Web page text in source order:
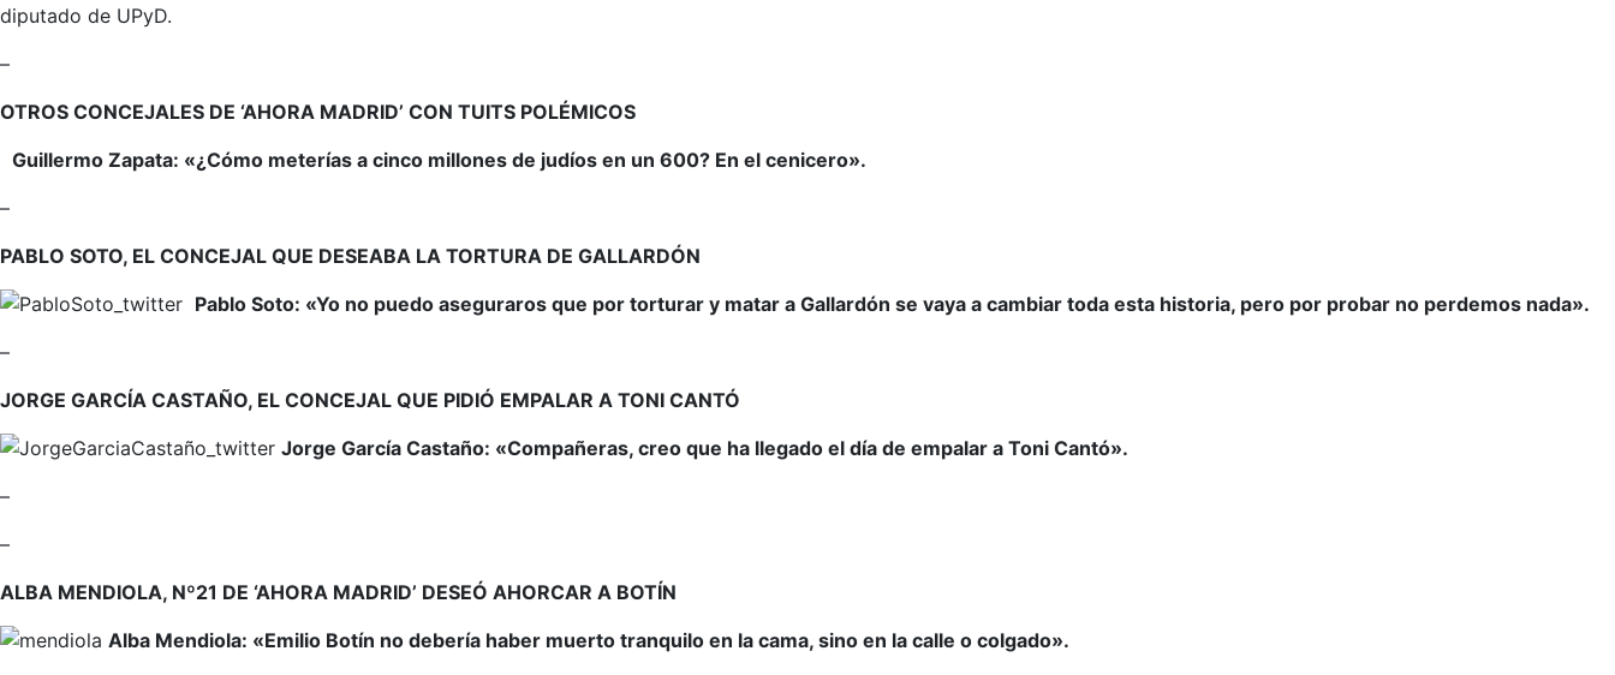
diputado de UPyD.
–
OTROS CONCEJALES DE ‘AHORA MADRID’ CON TUITS POLÉMICOS
Guillermo Zapata: «¿Cómo meterías a cinco millones de judíos en un 600? En el cenicero».
–
PABLO SOTO, EL CONCEJAL QUE DESEABA LA TORTURA DE GALLARDÓN
Pablo Soto: «Yo no puedo aseguraros que por torturar y matar a Gallardón se vaya a cambiar toda esta historia, pero por probar no perdemos nada».
–
JORGE GARCÍA CASTAÑO, EL CONCEJAL QUE PIDIÓ EMPALAR A TONI CANTÓ
Jorge García Castaño: «Compañeras, creo que ha llegado el día de empalar a Toni Cantó».
–
–
ALBA MENDIOLA, Nº21 DE ‘AHORA MADRID’ DESEÓ AHORCAR A BOTÍN
Alba Mendiola: «Emilio Botín no debería haber muerto tranquilo en la cama, sino en la calle o colgado».